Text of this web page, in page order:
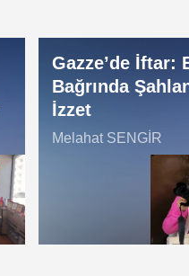
Gazze’de İftar:
Bağrında
İzzet
Melahat SENGİR